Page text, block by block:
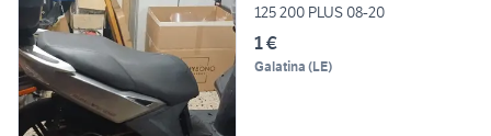
125 200 PLUS 08-20
1 €
Galatina (LE)